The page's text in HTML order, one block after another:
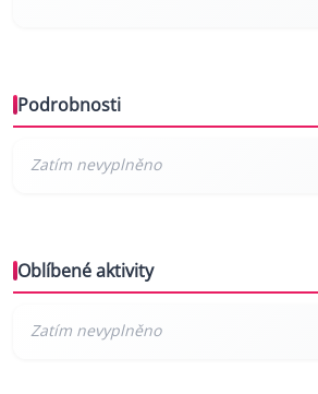
Podrobnosti
Oblíbené aktivity